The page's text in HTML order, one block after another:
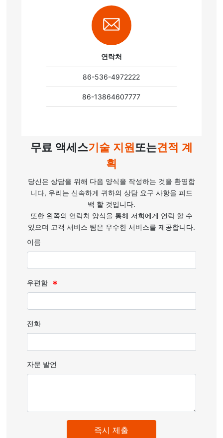
연락처
86-536-4972222
86-13864607777
무료 액세스기술 지원또는견적 계
획
당신은 상담을 위해 다음 양식을 작성하는 것을 환영합
니다, 우리는 신속하게 귀하의 상담 요구 사항을 피드
백 할 것입니다.
또한 왼쪽의 연락처 양식을 통해 저희에게 연락 할 수
있으며 고객 서비스 팀은 우수한 서비스를 제공합니다.
이름
우편함
전화
자문 발언
즉시 제출